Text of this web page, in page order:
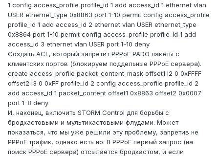
1 config access_profile profile_id 1 add access_id 1 ethernet vlan
USER ethernet_type 0x8863 port 1-10 permit config access_profile
profile_id 1 add access_id 2 ethernet vlan USER ethernet_type
0x8864 port 1-10 permit config access_profile profile_id 1 add
access_id 3 ethernet vlan USER port 1-10 deny
Создать ACL, который запретит PPPoE PADO пакеты с
клиентских портов (блокируем поддельные PPPoE сервера).
create access_profile packet_content_mask offset1 l2 0 0xFFFF
offset2 l3 0 0xFF profile_id 2 config access_profile profile_id 2
add access_id 1 packet_content offset1 0x8863 offset2 0x0007
port 1-8 deny
И, наконец, включить STORM Control для борьбы с
бродкастовыми и мультикастовыми флудами. Может
показаться, что мы уже решили эту проблему, запретив не
PPPoE трафик, однако есть но. В PPPoE первый запрос (на
поиск PPPoE сервера) отсылается бродкастом, и если